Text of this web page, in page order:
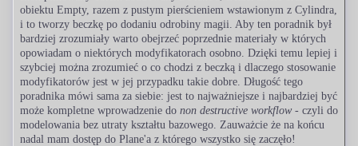
obiektu Empty, razem z pustym pierścieniem wstawionym z Cylindra,
i to tworzy beczkę po dodaniu odrobiny magii. Aby ten poradnik był
bardziej zrozumiały warto obejrzeć poprzednie materiały w których
opowiadam o niektórych modyfikatorach osobno. Dzięki temu lepiej i
szybciej można zrozumieć o co chodzi z beczką i dlaczego stosowanie
modyfikatorów jest w jej przypadku takie dobre. Długość tego
poradnika mówi sama za siebie: jest to najważniejsze i najbardziej być
może kompletne wprowadzenie do non destructive workflow - czyli do
modelowania bez utraty kształtu bazowego. Zauważcie że na końcu
nadal mam dostęp do Plane'a z którego wszystko się zaczęło!